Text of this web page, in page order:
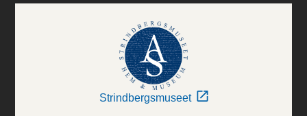
Strindbergsmuseet